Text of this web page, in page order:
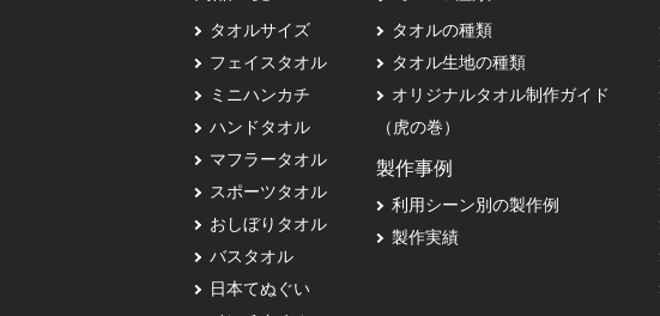
タオルサイズ
フェイスタオル
ミニハンカチ
ハンドタオル
マフラータオル
スポーツタオル
おしぼりタオル
バスタオル
日本てぬぐい
タオルの種類
タオル生地の種類
オリジナルタオル制作ガイド
（虎の巻）
製作事例
利用シーン別の製作例
製作実績